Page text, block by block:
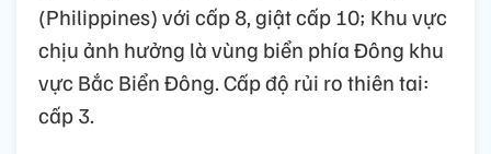
(Philippines) với cấp 8, giật cấp 10; Khu vực
chịu ảnh hưởng là vùng biển phía Đông khu
vực Bắc Biển Đông. Cấp độ rủi ro thiên tai:
cấp 3.